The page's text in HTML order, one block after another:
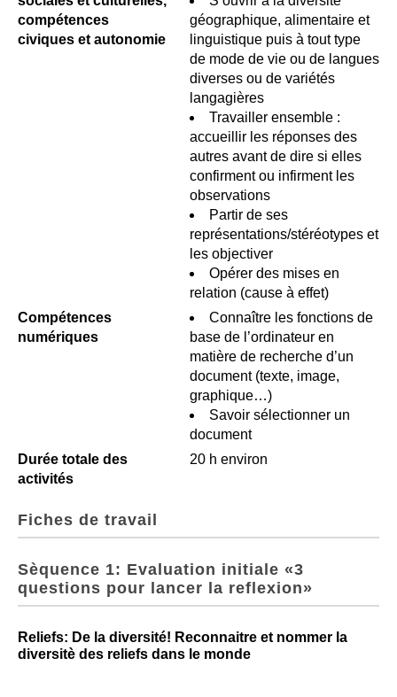
compétences
civiques et autonomie
géographique, alimentaire et
linguistique puis à tout type
de mode de vie ou de langues
diverses ou de variétés
langagières
Travailler ensemble :
accueillir les réponses des
autres avant de dire si elles
confirment ou infirment les
observations
Partir de ses
représentations/stéréotypes et
les objectiver
Opérer des mises en
relation (cause à effet)
Compétences
numériques
Connaître les fonctions de
base de l’ordinateur en
matière de recherche d’un
document (texte, image,
graphique…)
Savoir sélectionner un
document
Durée totale des
activités
20 h environ
Fiches de travail
Sèquence 1: Evaluation initiale «3
questions pour lancer la reflexion»
Reliefs: De la diversité! Reconnaitre et nommer la
diversitè des reliefs dans le monde